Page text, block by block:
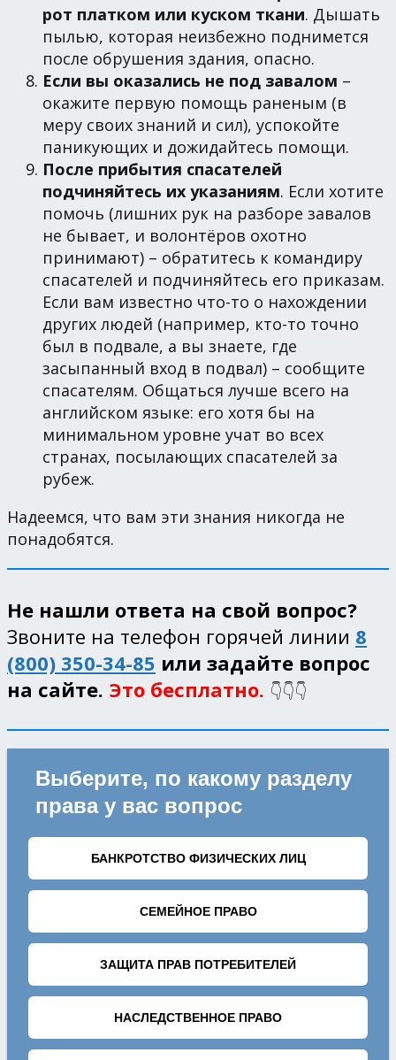
рот платком или куском ткани. Дышать
пылью, которая неизбежно поднимется
после обрушения здания, опасно.
Если вы оказались не под завалом –
окажите первую помощь раненым (в
меру своих знаний и сил), успокойте
паникующих и дожидайтесь помощи.
После прибытия спасателей
подчиняйтесь их указаниям. Если хотите
помочь (лишних рук на разборе завалов
не бывает, и волонтёров охотно
принимают) – обратитесь к командиру
спасателей и подчиняйтесь его приказам.
Если вам известно что-то о нахождении
других людей (например, кто-то точно
был в подвале, а вы знаете, где
засыпанный вход в подвал) – сообщите
спасателям. Общаться лучше всего на
английском языке: его хотя бы на
минимальном уровне учат во всех
странах, посылающих спасателей за
рубеж.
Надеемся, что вам эти знания никогда не
понадобятся.
Не нашли ответа на свой вопрос?
Звоните на телефон горячей линии 8
(800) 350-34-85 или задайте вопрос
на сайте. Это бесплатно. 👇👇👇